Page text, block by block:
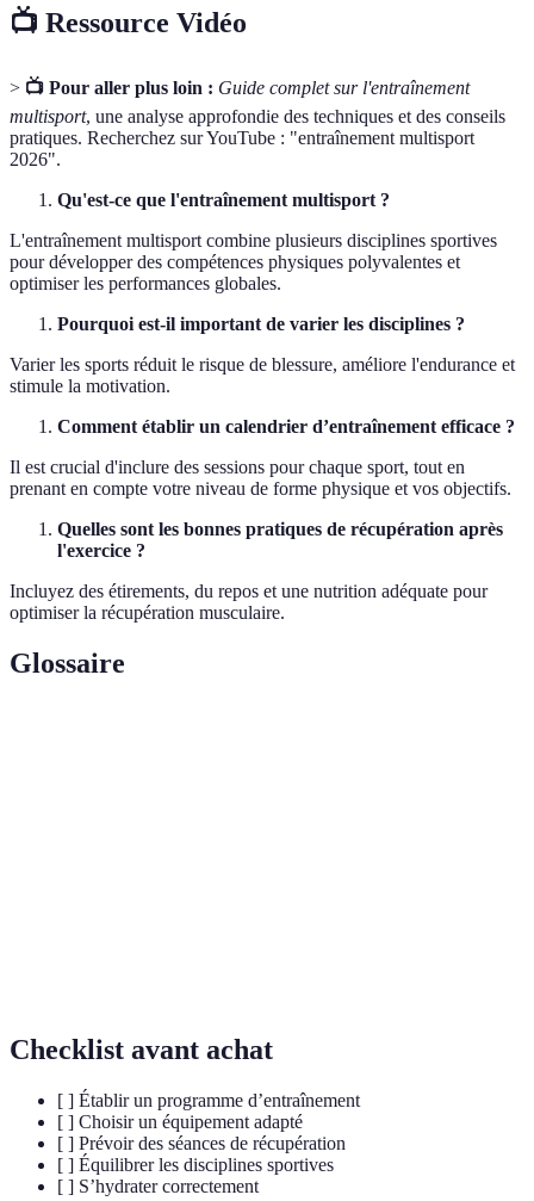
📺 Ressource Vidéo
> 📺 Pour aller plus loin : Guide complet sur l'entraînement
multisport, une analyse approfondie des techniques et des conseils
pratiques. Recherchez sur YouTube : "entraînement multisport
2026".
Qu'est-ce que l'entraînement multisport ?
L'entraînement multisport combine plusieurs disciplines sportives
pour développer des compétences physiques polyvalentes et
optimiser les performances globales.
Pourquoi est-il important de varier les disciplines ?
Varier les sports réduit le risque de blessure, améliore l'endurance et
stimule la motivation.
Comment établir un calendrier d’entraînement efficace ?
Il est crucial d'inclure des sessions pour chaque sport, tout en
prenant en compte votre niveau de forme physique et vos objectifs.
Quelles sont les bonnes pratiques de récupération après
l'exercice ?
Incluyez des étirements, du repos et une nutrition adéquate pour
optimiser la récupération musculaire.
Glossaire
Checklist avant achat
[ ] Établir un programme d’entraînement
[ ] Choisir un équipement adapté
[ ] Prévoir des séances de récupération
[ ] Équilibrer les disciplines sportives
[ ] S’hydrater correctement